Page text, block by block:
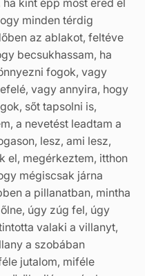
minden térdig
az ablakot, feltéve
becsukhassam, ha
fogok, vagy
vagy annyira, hogy
sőt tapsolni is,
a nevetést leadtam a
lesz, ami lesz,
el, megérkeztem, itthon
mégiscsak járna
a pillanatban, mintha
úgy zúg fel, úgy
valaki a villanyt,
a szobában
jutalom, miféle